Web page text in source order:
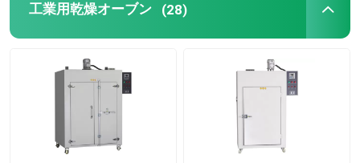
工業用乾燥オーブン (28)